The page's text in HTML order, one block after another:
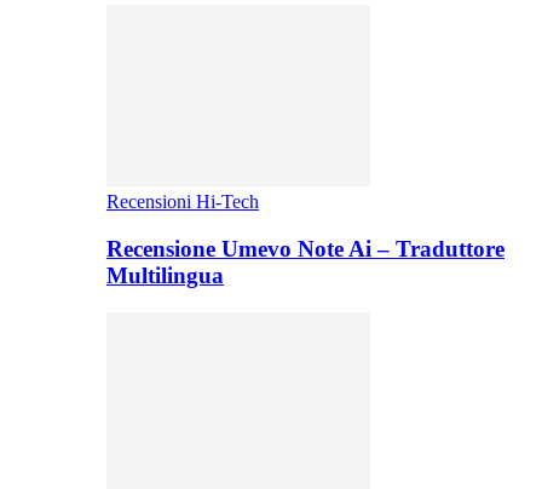
Recensioni Hi-Tech
Recensione Umevo Note Ai – Traduttore
Multilingua